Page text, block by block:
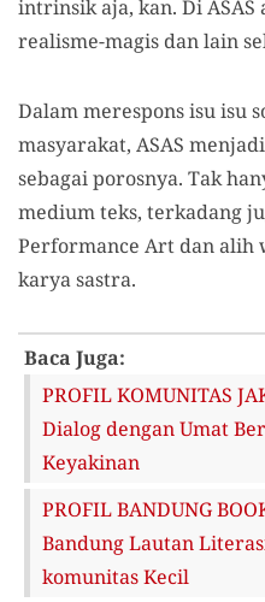
intrinsik aja, kan. Di
realisme-magis dan lain
Dalam merespons isu isu
masyarakat, ASAS
sebagai porosnya. Tak
medium teks, terkadang
Performance Art dan alih
karya sastra.
Baca Juga:
PROFIL KOMUNITAS
Dialog dengan Umat
Keyakinan
PROFIL BANDUNG
Bandung Lautan
komunitas Kecil